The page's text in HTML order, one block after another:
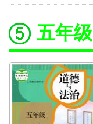
五年级